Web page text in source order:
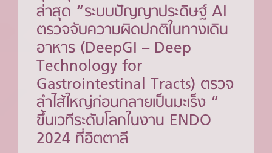
ล่าสุด “ระบบปัญญาประดิษฐ์ AI
ตรวจจับความผิดปกติในทางเดิน
อาหาร (DeepGI – Deep
Technology for
Gastrointestinal Tracts) ตรวจ
ลำไส้ใหญ่ก่อนกลายเป็นมะเร็ง “
ขึ้นเวทีระดับโลกในงาน ENDO
2024 ที่อิตตาลี